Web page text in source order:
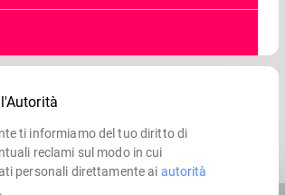
ti informiamo del tuo diritto di
reclami sul modo in cui
personali direttamente ai autorità
.